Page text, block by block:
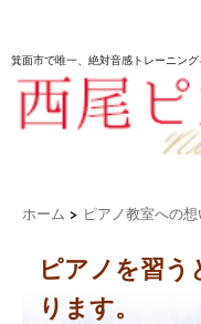
箕面市で唯一、絶対音感トレーニン
ホーム > ピアノ教室への想
ピアノを習う
ります。